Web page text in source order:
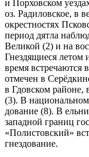
и Порховском
оз. Радиловское, в
окрест­ностях
период дятла
Великой (2) и на
Гнездящиеся летом
время встречаются
отмечен в
в Гдовском рай­оне,
(3). В
дование (8). В
западной границ
«Полистовский»
гнездование.